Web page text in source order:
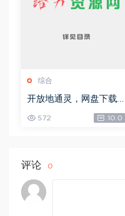
综合
开放地通灵，网盘下载
572 10.0
评论 0